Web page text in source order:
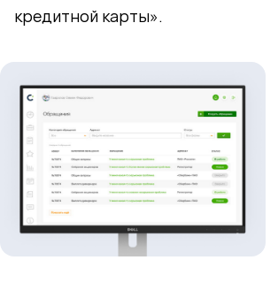
кредитной карты».